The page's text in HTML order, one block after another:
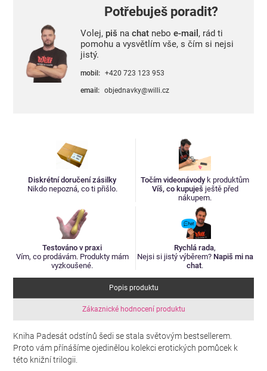
Potřebuješ poradit?
Volej, piš na chatnebo e-mail , rád ti
pomohu a vysvětlím vše, s čím si nejsi
jistý.
mobil: +420 723 123 953
email: objednavky@willi.cz
Diskrétní doručení zásilky
Nikdo nepozná, co ti přišlo.
Točím videonávody k produktům
Víš, co kupuješ ještě před
nákupem.
Testováno v praxi
Vím, co prodávám. Produkty mám
vyzkoušené.
Rychlá rada,
Nejsi si jistý výběrem? Napiš mi na
chat.
Popis produktu
Zákaznické hodnocení produktu
Kniha Padesát odstínů šedi se stala světovým bestsellerem.
Proto vám přínášíme ojedinělou kolekci erotických pomůcek k
této knižní trilogii.